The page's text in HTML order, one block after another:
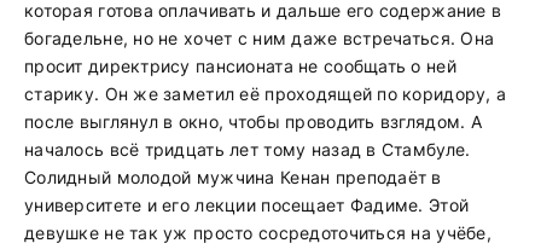
которая готова оплачивать и дальше его содержание в
богадельне, но не хочет с ним даже встречаться. Она
просит директрису пансионата не сообщать о ней
старику. Он же заметил её проходящей по коридору, а
после выглянул в окно, чтобы проводить взглядом. А
началось всё тридцать лет тому назад в Стамбуле.
Солидный молодой мужчина Кенан преподаёт в
университете и его лекции посещает Фадиме. Этой
девушке не так уж просто сосредоточиться на учёбе,